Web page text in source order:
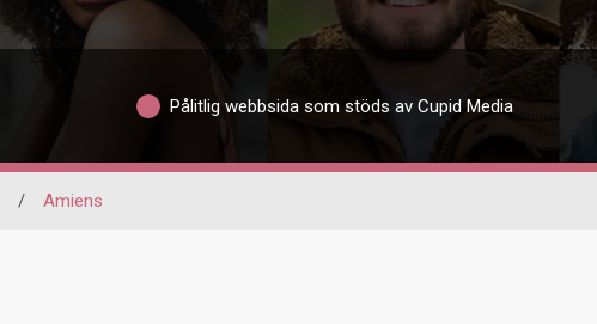
Pålitlig webbsida som stöds av Cupid Media
/ Amiens